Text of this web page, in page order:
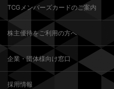
TCGメンバーズカードのご案内
株主優待をご利用の方へ
企業・団体様向け窓口
採用情報